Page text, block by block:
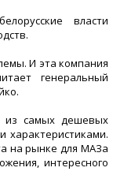
власти
И эта компания
генеральный
самых дешевых
характеристиками.
на рынке для МАЗа
интересного